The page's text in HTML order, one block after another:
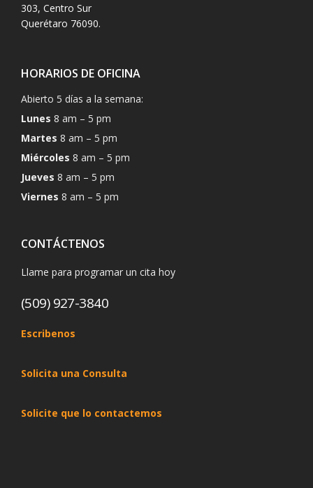
303, Centro Sur
Querétaro 76090.
HORARIOS DE OFICINA
Abierto 5 días a la semana:
Lunes 8 am – 5 pm
Martes 8 am – 5 pm
Miércoles 8 am – 5 pm
Jueves 8 am – 5 pm
Viernes 8 am – 5 pm
CONTÁCTENOS
Llame para programar un cita hoy
(509) 927-3840
Escribenos
Solicita una Consulta
Solicite que lo contactemos